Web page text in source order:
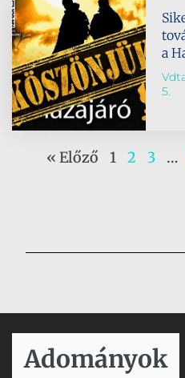
a
5.
« Előző 1 2 3 …
Adományok​